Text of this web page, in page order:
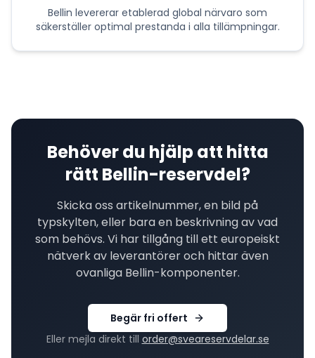
Bellin levererar etablerad global närvaro som
säkerställer optimal prestanda i alla tillämpningar.
Behöver du hjälp att hitta
rätt Bellin-reservdel?
Skicka oss artikelnummer, en bild på
typskylten, eller bara en beskrivning av vad
som behövs. Vi har tillgång till ett europeiskt
nätverk av leverantörer och hittar även
ovanliga Bellin-komponenter.
Begär fri offert
Eller mejla direkt till order@sveareservdelar.se